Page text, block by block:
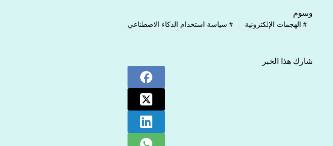
وسوم
#الهجمات الإلكترونية #سياسة استخدام الذكاء الاصطناعي
شارك هذا الخبر